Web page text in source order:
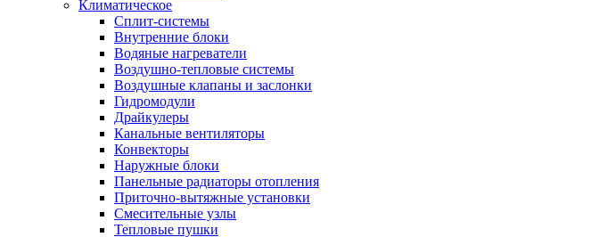
Климатическое
Сплит-системы
Внутренние блоки
Водяные нагреватели
Воздушно-тепловые системы
Воздушные клапаны и заслонки
Гидромодули
Драйкулеры
Канальные вентиляторы
Конвекторы
Наружные блоки
Панельные радиаторы отопления
Приточно-вытяжные установки
Смесительные узлы
Тепловые пушки